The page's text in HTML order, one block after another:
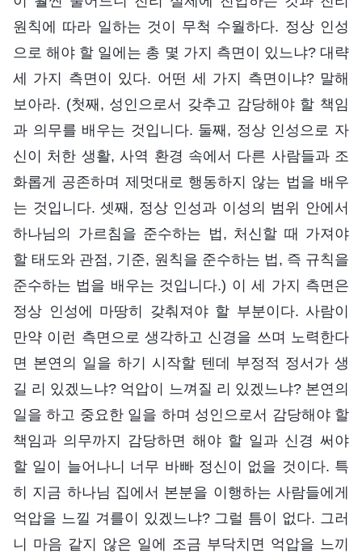
원칙에 따라 일하는 것이 무척 수월하다. 정상 인성
으로 해야 할 일에는 총 몇 가지 측면이 있느냐? 대략
세 가지 측면이 있다. 어떤 세 가지 측면이냐? 말해
보아라. (첫째, 성인으로서 갖추고 감당해야 할 책임
과 의무를 배우는 것입니다. 둘째, 정상 인성으로 자
신이 처한 생활, 사역 환경 속에서 다른 사람들과 조
화롭게 공존하며 제멋대로 행동하지 않는 법을 배우
는 것입니다. 셋째, 정상 인성과 이성의 범위 안에서
하나님의 가르침을 준수하는 법, 처신할 때 가져야
할 태도와 관점, 기준, 원칙을 준수하는 법, 즉 규칙을
준수하는 법을 배우는 것입니다.) 이 세 가지 측면은
정상 인성에 마땅히 갖춰져야 할 부분이다. 사람이
만약 이런 측면으로 생각하고 신경을 쓰며 노력한다
면 본연의 일을 하기 시작할 텐데 부정적 정서가 생
길 리 있겠느냐? 억압이 느껴질 리 있겠느냐? 본연의
일을 하고 중요한 일을 하며 성인으로서 감당해야 할
책임과 의무까지 감당하면 해야 할 일과 신경 써야
할 일이 늘어나니 너무 바빠 정신이 없을 것이다. 특
히 지금 하나님 집에서 본분을 이행하는 사람들에게
억압을 느낄 겨를이 있겠느냐? 그럴 틈이 없다. 그러
니 마음 같지 않은 일에 조금 부닥치면 억압을 느끼